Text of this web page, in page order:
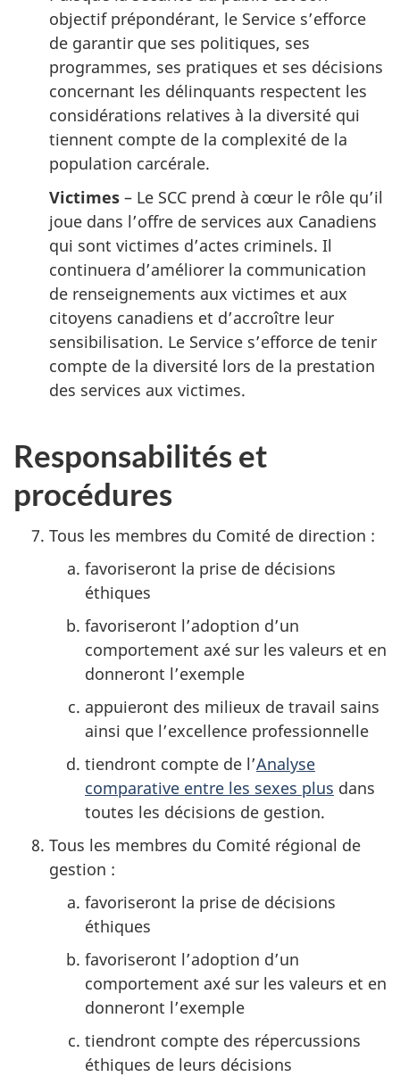
objectif prépondérant, le Service s’efforce
de garantir que ses politiques, ses
programmes, ses pratiques et ses décisions
concernant les délinquants respectent les
considérations relatives à la diversité qui
tiennent compte de la complexité de la
population carcérale.
Victimes – Le SCC prend à cœur le rôle qu’il
joue dans l’offre de services aux Canadiens
qui sont victimes d’actes criminels. Il
continuera d’améliorer la communication
de renseignements aux victimes et aux
citoyens canadiens et d’accroître leur
sensibilisation. Le Service s’efforce de tenir
compte de la diversité lors de la prestation
des services aux victimes.
Responsabilités et
procédures
Tous les membres du Comité de direction :
favoriseront la prise de décisions
éthiques
favoriseront l’adoption d’un
comportement axé sur les valeurs et en
donneront l’exemple
appuieront des milieux de travail sains
ainsi que l’excellence professionnelle
tiendront compte de l’Analyse
comparative entre les sexes plus dans
toutes les décisions de gestion.
Tous les membres du Comité régional de
gestion :
favoriseront la prise de décisions
éthiques
favoriseront l’adoption d’un
comportement axé sur les valeurs et en
donneront l’exemple
tiendront compte des répercussions
éthiques de leurs décisions